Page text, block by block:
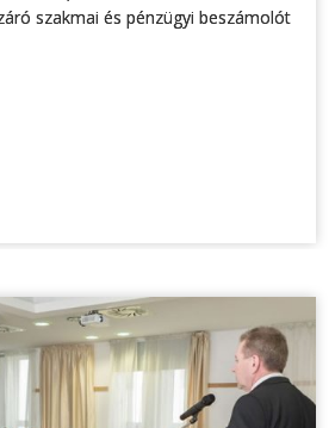
szakmai és pénzügyi beszámolót